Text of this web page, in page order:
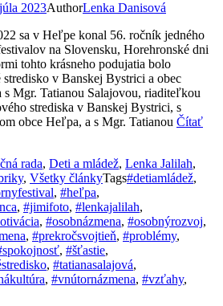
2023AuthorLenka Danisová
sa v Heľpe konal 56. ročník jedného
na Slovensku, Horehronské dni
tohto krásneho podujatia bolo
stredisko v Banskej Bystrici a obec
Mgr. Tatianou Salajovou, riaditeľkou
strediska v Banskej Bystrici, s
obce Heľpa, a s Mgr. Tatianou Čítať
rada, Deti a mládež, Lenka Jalilah,
, Všetky článkyTags#detiamládež,
, #heľpa,
, #jimifoto, #lenkajalilah,
, #osobnázmena, #osobnýrozvoj,
, #prekročsvojtieň, #problémy,
, #šťastie,
, #tatianasalajová,
, #vnútornázmena, #vzťahy,